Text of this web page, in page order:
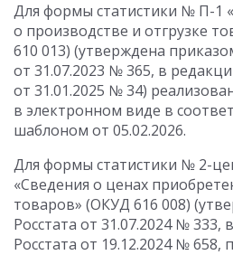
Для формы статистики № П-1
о производстве и отгрузке
610 013) (утверждена
от 31.07.2023 № 365, в
от 31.01.2025 № 34)
в электронном виде в
шаблоном от 05.02.2026.
Для формы статистики № 2-
«Сведения о ценах
товаров» (ОКУД 616 008)
Росстата от 31.07.2024№ 333,
Росстата от 19.12.2024№ 658,